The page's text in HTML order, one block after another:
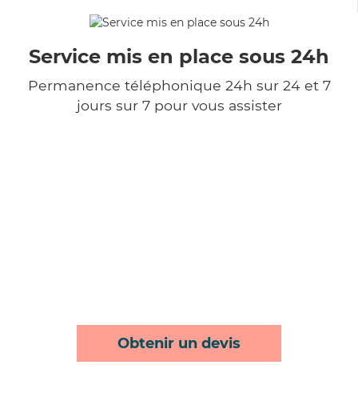
Service mis en place sous 24h
Permanence téléphonique 24h sur 24 et 7
jours sur 7 pour vous assister
Obtenir un devis